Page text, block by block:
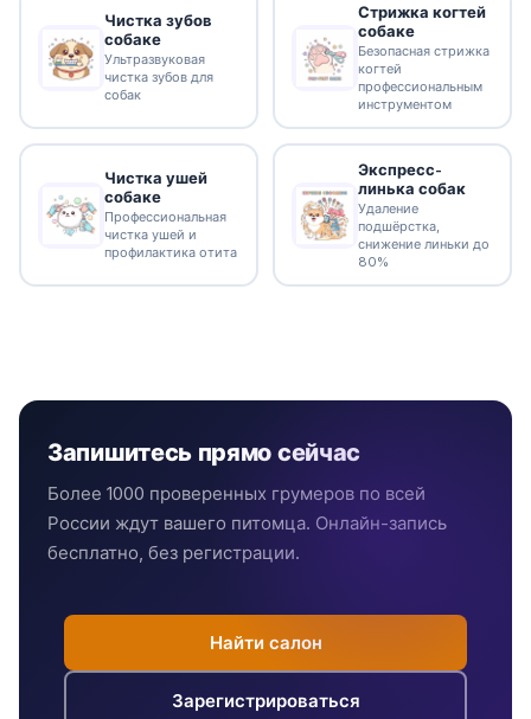
Чистка зубов
собаке
Ультразвуковая
чистка зубов для
собак
Стрижка когтей
собаке
Безопасная стрижка
когтей
профессиональным
инструментом
Чистка ушей
собаке
Профессиональная
чистка ушей и
профилактика отита
Экспресс-
линька собак
Удаление
подшёрстка,
снижение линьки до
80%
Запишитесь прямо сейчас
Более 1000 проверенных грумеров по всей
России ждут вашего питомца. Онлайн-запись
бесплатно, без регистрации.
Найти салон
Зарегистрироваться